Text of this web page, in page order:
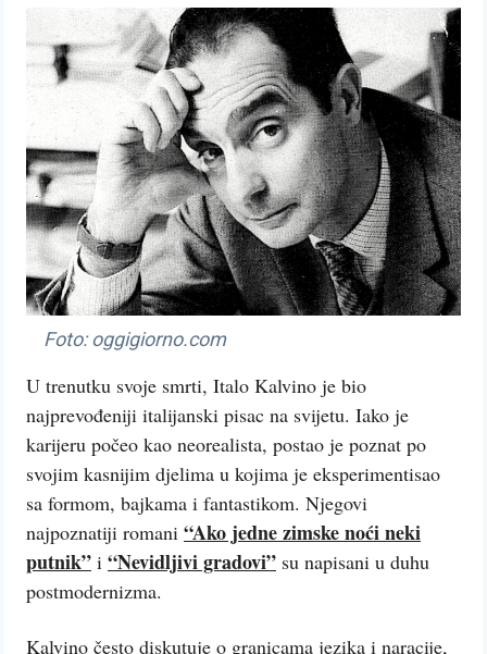
Foto: oggigiorno.com
U trenutku svoje smrti, Italo Kalvino je bio
najprevođeniji italijanski pisac na svijetu. Iako je
karijeru počeo kao neorealista, postao je poznat po
svojim kasnijim djelima u kojima je eksperimentisao
sa formom, bajkama i fantastikom. Njegovi
najpoznatiji romani “Ako jedne zimske noći neki
putnik” i “Nevidljivi gradovi” su napisani u duhu
postmodernizma.
Kalvino često diskutuje o granicama jezika i naracije,